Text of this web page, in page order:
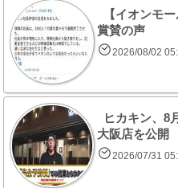
【イオンモ
賞賛の声
2026/08/02
ヒカキン、8
大阪店を公開
2026/07/31